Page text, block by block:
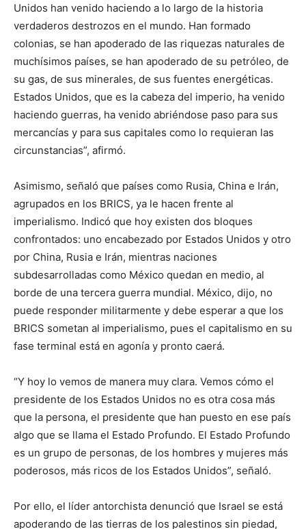
Unidos han venido haciendo a lo largo de la historia
verdaderos destrozos en el mundo. Han formado
colonias, se han apoderado de las riquezas naturales de
muchísimos países, se han apoderado de su petróleo, de
su gas, de sus minerales, de sus fuentes energéticas.
Estados Unidos, que es la cabeza del imperio, ha venido
haciendo guerras, ha venido abriéndose paso para sus
mercancías y para sus capitales como lo requieran las
circunstancias”, afirmó.
Asimismo, señaló que países como Rusia, China e Irán,
agrupados en los BRICS, ya le hacen frente al
imperialismo. Indicó que hoy existen dos bloques
confrontados: uno encabezado por Estados Unidos y otro
por China, Rusia e Irán, mientras naciones
subdesarrolladas como México quedan en medio, al
borde de una tercera guerra mundial. México, dijo, no
puede responder militarmente y debe esperar a que los
BRICS sometan al imperialismo, pues el capitalismo en su
fase terminal está en agonía y pronto caerá.
“Y hoy lo vemos de manera muy clara. Vemos cómo el
presidente de los Estados Unidos no es otra cosa más
que la persona, el presidente que han puesto en ese país
algo que se llama el Estado Profundo. El Estado Profundo
es un grupo de personas, de los hombres y mujeres más
poderosos, más ricos de los Estados Unidos”, señaló.
Por ello, el líder antorchista denunció que Israel se está
apoderando de las tierras de los palestinos sin piedad,